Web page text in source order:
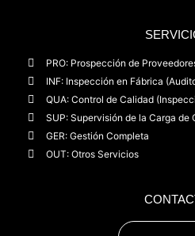
PRO: Prospección de
INF: Inspección en Fábrica
QUA: Control de Calidad
SUP: Supervisión de la Carga de
GER: Gestión Completa
OUT: Otros Servicios